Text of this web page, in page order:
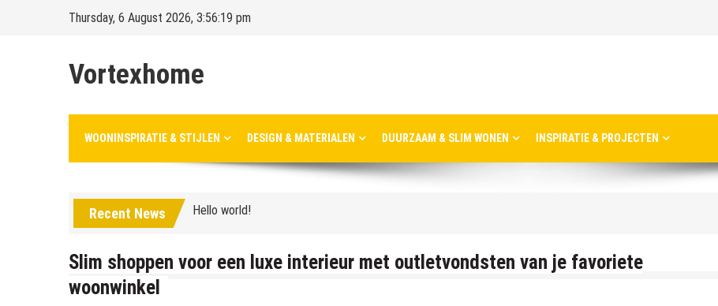
Thursday, 6 August 2026, 3:56:21 pm
Vortexhome
WOONINSPIRATIE & STIJLEN DESIGN & MATERIALEN DUURZAAM & SLIM WONEN INSPIRATIE & PROJECTEN
Recent News
Hello world!
Ontdek het sprookjesachtige Elswout aan de rand van Haarlem
Slim shoppen voor een luxe interieur met outletvondsten van je favoriete
woonwinkel